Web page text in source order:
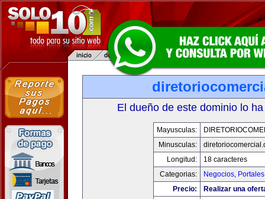
El dueño de este dominio lo
Mayusculas:
Minusculas:
Longitud:
18 caracteres
Categorias:
Negocios, Portales
Precio:
Realizar una